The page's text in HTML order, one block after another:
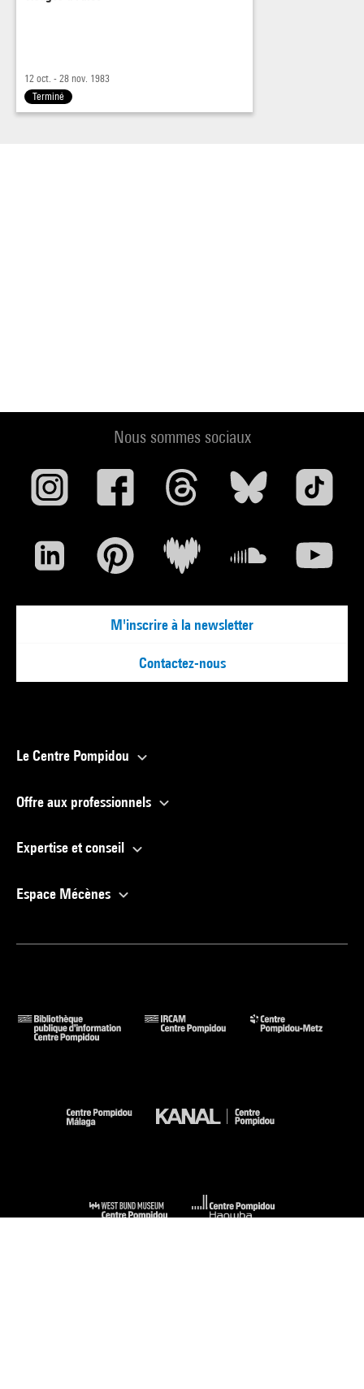
12 oct. - 28 nov. 1983
Terminé
Nous sommes sociaux
M'inscrire à la newsletter
Contactez-nous
Le Centre Pompidou
Offre aux professionnels
Expertise et conseil
Espace Mécènes